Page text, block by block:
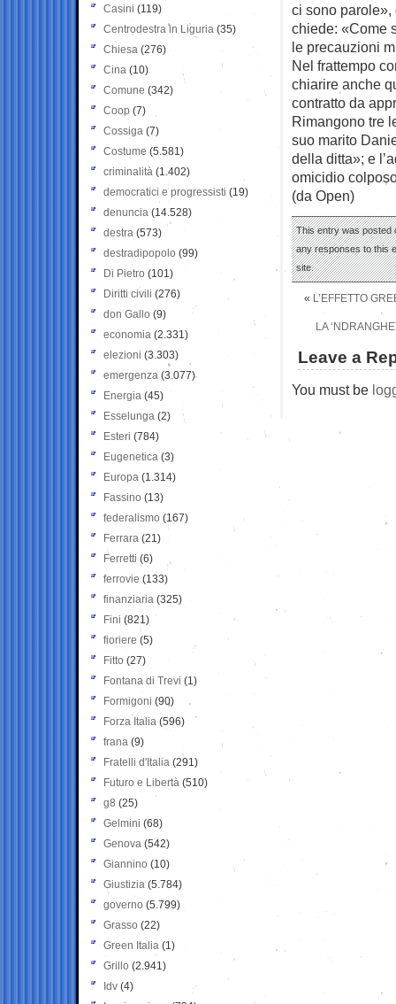
ci sono parole»,
chiede: «Come
le precauzioni
Nel frattempo
chiarire anche
contratto da
Rimangono tre
suo marito
della ditta»; e
omicidio
(da Open)
This entry was posted
any responses to this
site.
« L’EFFETTO
LA
Leave a
You must be
Casini (119)
Centrodestra in Liguria (35)
Chiesa (276)
Cina (10)
Comune (342)
Coop (7)
Cossiga (7)
Costume (5.581)
criminalità (1.402)
democratici e progressisti (19)
denuncia (14.528)
destra (573)
destradipopolo (99)
Di Pietro (101)
Diritti civili (276)
don Gallo (9)
economia (2.331)
elezioni (3.303)
emergenza (3.077)
Energia (45)
Esselunga (2)
Esteri (784)
Eugenetica (3)
Europa (1.314)
Fassino (13)
federalismo (167)
Ferrara (21)
Ferretti (6)
ferrovie (133)
finanziaria (325)
Fini (821)
fioriere (5)
Fitto (27)
Fontana di Trevi (1)
Formigoni (90)
Forza Italia (596)
frana (9)
Fratelli d'Italia (291)
Futuro e Libertà (510)
g8 (25)
Gelmini (68)
Genova (542)
Giannino (10)
Giustizia (5.784)
governo (5.799)
Grasso (22)
Green Italia (1)
Grillo (2.941)
Idv (4)